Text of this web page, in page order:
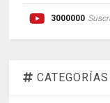
3000000
CATEGORÍAS